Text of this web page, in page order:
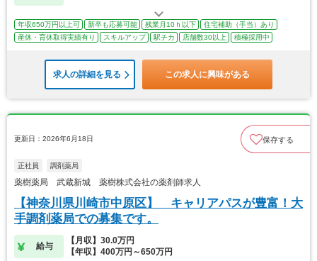
年収650万円以上可 新卒も応募可能 残業月10ｈ以下
住宅補助（手当）あり
産休・育休取得実績有り
スキルアップ 駅チカ 店舗数30以上 積極採用中
求人の詳細を見る この求人に興味がある
更新日：2026年6月18日 保存する
正社員 調剤薬局
薬樹薬局 武蔵新城 薬樹株式会社の薬剤師求人
【神奈川県川崎市中原区】 キャリアパスが豊富！大
手調剤薬局での募集です。
給与
【月収】30.0万円
【年収】400万円～650万円